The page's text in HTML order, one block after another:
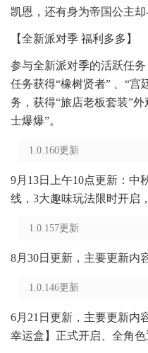
凯恩，还有身为帝国公主却
【全新派对季 福利多多】
参与全新派对季的活跃任
任务获得“橡树贤者” 、“宫
务，获得“旅店老板套装”
士爆爆”。
1.0.160更新
9月13日上午10点更新：中
线，3大趣味玩法限时开启
1.0.157更新
8月30日更新，主要更新内
1.0.146更新
6月21日更新，主要更新内
幸运盒】正式开启、全角色